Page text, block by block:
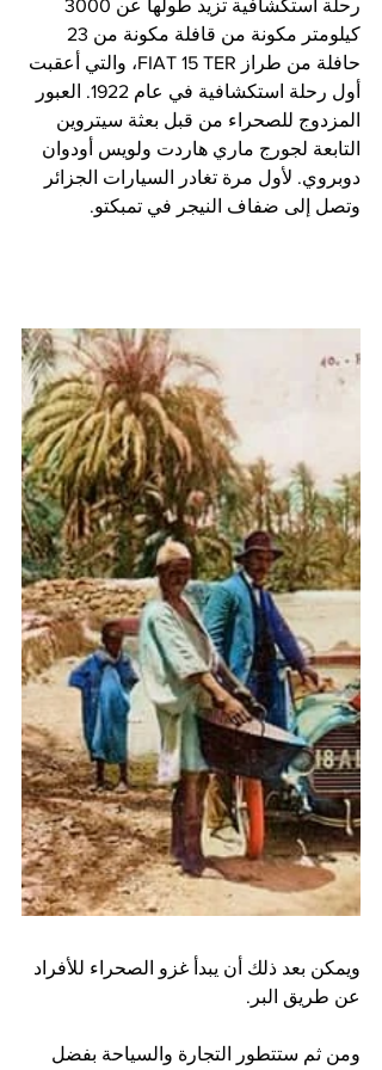
حافلة من طراز FIAT 15 TER، والتي أعقبت
أول رحلة استكشافية في عام 1922. العبور
المزدوج للصحراء من قبل بعثة سيتروين
التابعة لجورج ماري هاردت ولويس أودوان
دوبروي. لأول مرة تغادر السيارات الجزائر
وتصل إلى ضفاف النيجر في تمبكتو.
ويمكن بعد ذلك أن يبدأ غزو الصحراء للأفراد
عن طريق البر.
ومن ثم ستتطور التجارة والسياحة بفضل